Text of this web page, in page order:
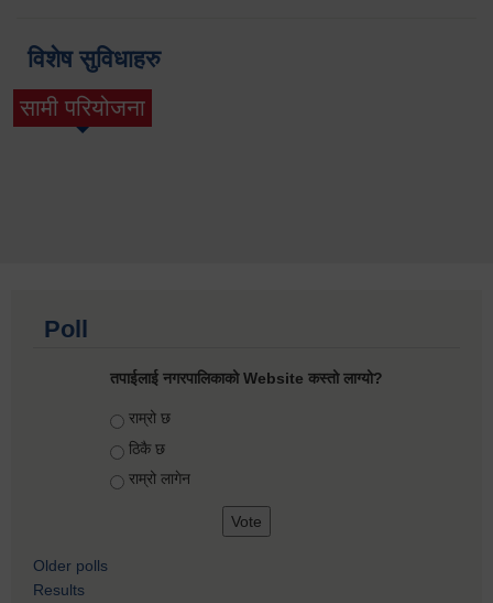
विशेष सुविधाहरु
सामी परियोजना
(active tab)
Poll
तपाईलाई नगरपालिकाको Website कस्तो लाग्यो?
Choices
राम्रो छ
ठिकै छ
राम्रो लागेन
Older polls
Results